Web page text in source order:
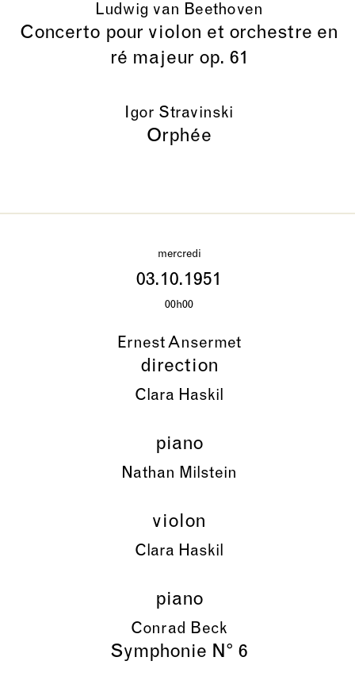
Ludwig van Beethoven
Concerto pour violon et orchestre en
ré majeur op. 61
Igor Stravinski
Orphée
mercredi
03.10.1951
00h00
Ernest Ansermet
direction
Clara Haskil
piano
Nathan Milstein
violon
Clara Haskil
piano
Conrad Beck
Symphonie N° 6